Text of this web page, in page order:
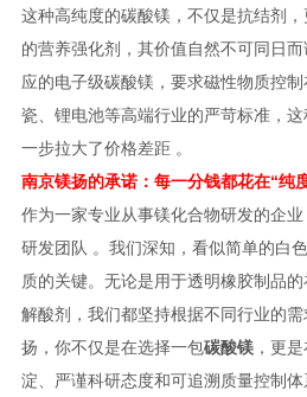
这种高纯度的碳酸镁，不仅是抗结剂
的营养强化剂，其价值自然不可同日
应的电子级碳酸镁，要求磁性物质控
瓷、锂电池等高端行业的严苛标准，
一步拉大了价格差距 。
南京镁扬的承诺：每一分钱都花在“纯
作为一家专业从事镁化合物研发的企
研发团队 。我们深知，看似简单的白
质的关键。无论是用于透明橡胶制品
解酸剂，我们都坚持根据不同行业的需
扬，你不仅是在选择一包碳酸镁，更
淀、严谨科研态度和可追溯质量控制体